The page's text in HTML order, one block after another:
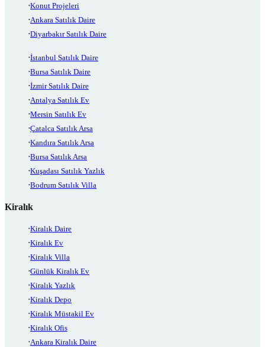
Konut Projeleri
Ankara Satılık Daire
Diyarbakır Satılık Daire
İstanbul Satılık Daire
Bursa Satılık Daire
İzmir Satılık Daire
Antalya Satılık Ev
Mersin Satılık Ev
Çatalca Satılık Arsa
Kandıra Satılık Arsa
Bursa Satılık Arsa
Kuşadası Satılık Yazlık
Bodrum Satılık Villa
Kiralık
Kiralık Daire
Kiralık Ev
Kiralık Villa
Günlük Kiralık Ev
Kiralık Yazlık
Kiralık Depo
Kiralık Müstakil Ev
Kiralık Ofis
Ankara Kiralık Daire